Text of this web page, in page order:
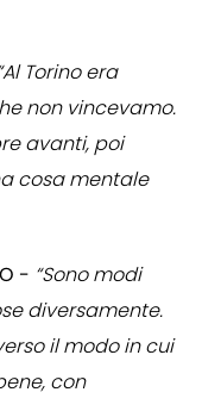
Torino era
non vincevamo.
avanti, poi
cosa mentale
- “Sono modi
diversamente.
il modo in cui
con